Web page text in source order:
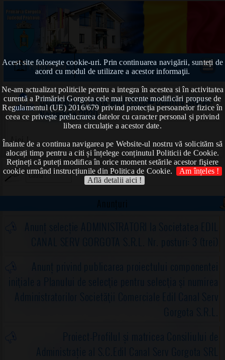
Acest site foloseşte cookie-uri. Prin continuarea navigării, sunteți de
acord cu modul de utilizare a acestor informaţii.
Ne-am actualizat politicile pentru a integra în acestea si în activitatea
curentă a Primăriei Gorgota cele mai recente modificări propuse de
Regulamentul (UE) 2016/679 privind protecția persoanelor fizice în
ceea ce privește prelucrarea datelor cu caracter personal și privind
libera circulație a acestor date.
Înainte de a continua navigarea pe Website-ul nostru vă solicităm să
alocați timp pentru a citi și înțelege conținutul Politicii de Cookie.
Rețineți că puteți modifica în orice moment setările acestor fişiere
cookie urmând instrucțiunile din Politica de Cookie.
Am înțeles !
Află detalii aici !
Prima pagină
Declarații de avere anul 2020➠Dumitru Ștefan-
Noiembrie 2020
Aici !
Anunțuri
Anunț selecție ADMINISTRATORI la Societatea EDIL
CANAL SERV GORGOTA S.R.L. Nr. posturi: 3 (trei)
Anunț privind publicarea proiectului componentei
iniţiale a Planului de selecţie pentru selecţia şi numirea
Administratorilor Societăţii Comerciale Edil Canal Serv
Gorgota S.R.L.
Proiect-Profilul și matricea Consiliului de
Administrație al S.C.Edil Canal Serv Gorgota SRL